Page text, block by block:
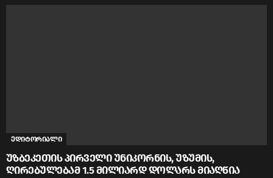
ედიტორიალი
უზბეკეთის პირველი უნიკორნის, უზუმის,
ღირებულებამ 1.5 მილიარდ დოლარს მიაღწია